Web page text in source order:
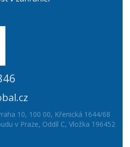
10, 100 00, Křenická 1644/68
v Praze, Oddíl C, Vložka 196452